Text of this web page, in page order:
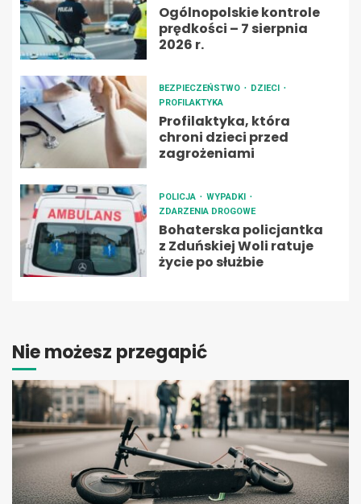
Ogólnopolskie kontrole
prędkości – 7 sierpnia
2026 r.
BEZPIECZEŃSTWO
DZIECI
PROFILAKTYKA
Profilaktyka, która
chroni dzieci przed
zagrożeniami
POLICJA
WYPADKI
ZDARZENIA DROGOWE
Bohaterska policjantka
z Zduńskiej Woli ratuje
życie po służbie
Nie możesz przegapić